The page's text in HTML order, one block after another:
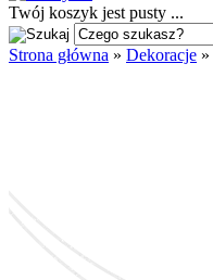
Twój koszyk jest pusty ...
Strona główna » Dekoracje »